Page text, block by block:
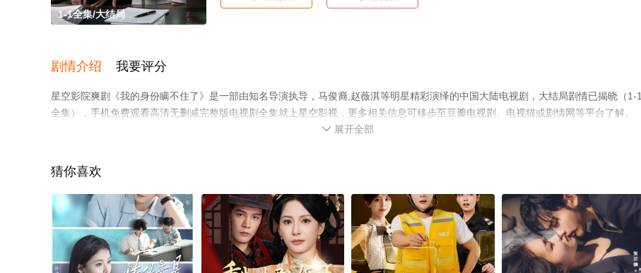
1-1全集/大结局
剧情介绍 我要评分
星空影院爽剧《我的身份瞒不住了》是一部由知名导演执导，马俊裔,赵薇淇等明星精彩演绎的中国大陆电视剧，大结局剧情已揭晓（1-1
全集），手机免费观看高清无删减完整版电视剧全集就上星空影视，更多相关信息可移步至豆瓣电视剧、电视猫或剧情网等平台了解。
 展开全部
猜你喜欢